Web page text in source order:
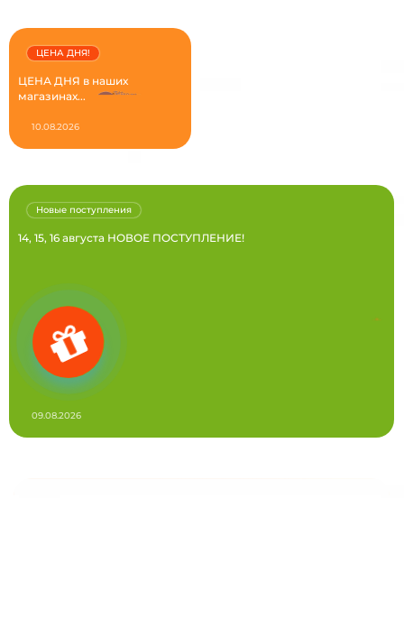
ЦЕНА ДНЯ в наших
магазинах...
ЦЕНА ДНЯ!
10.08.2026
14, 15, 16 августа НОВОЕ ПОСТУПЛЕНИЕ!
Новые поступления
09.08.2026